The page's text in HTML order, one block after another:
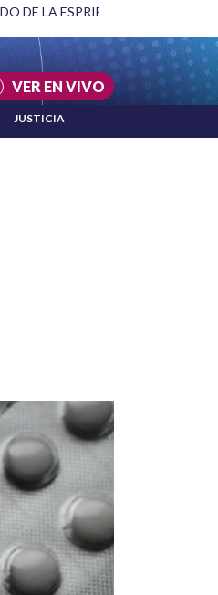
ENTRE ESTADOS UNIDOS E
VER EN VIVO
JUSTICIA